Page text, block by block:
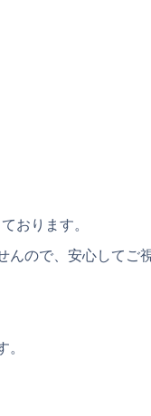
おります。
んので、安心してご